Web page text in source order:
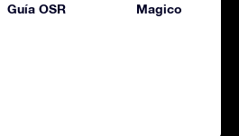
Guía OSR Magico